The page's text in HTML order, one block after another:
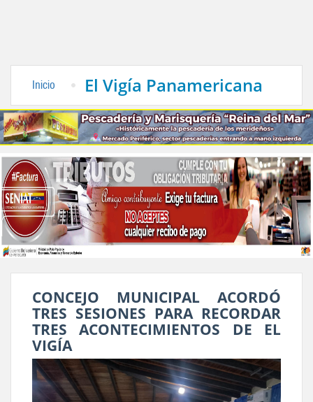
Inicio El Vigía Panamericana
CONCEJO MUNICIPAL ACORDÓ
TRES SESIONES PARA RECORDAR
TRES ACONTECIMIENTOS DE EL
VIGÍA